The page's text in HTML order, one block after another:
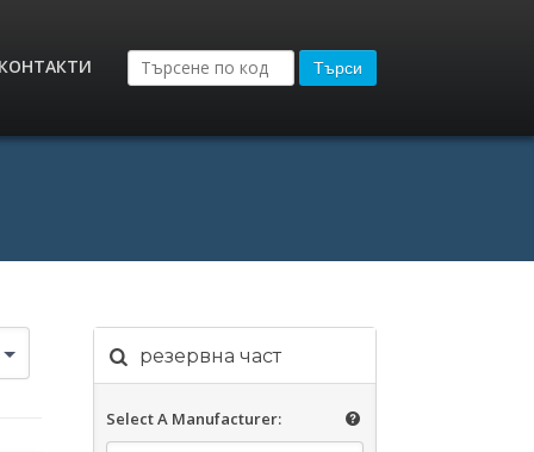
Търси
резервна част
Select A Manufacturer: